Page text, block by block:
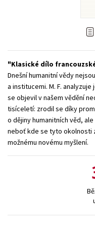
Klasické dílo
Dnešní humanitní vědy
a institucemi. M. F.
se objevil v našem vědění
tisíceletí: zrodil se díky
o dějiny humanitních věd,
neboť kde se tyto okolnosti
možnému novému myšlení.